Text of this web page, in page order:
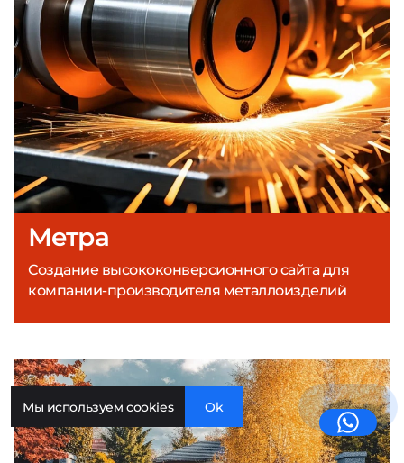
Метра
Создание высококонверсионного сайта для
компании-производителя металлоизделий
Мы используем cookies Ok